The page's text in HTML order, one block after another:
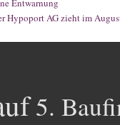
Entwarnung
Hypoport AG zieht im
5.